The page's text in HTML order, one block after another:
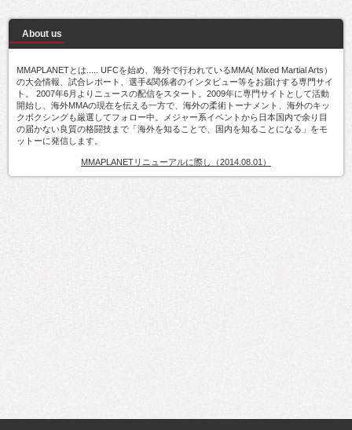
About us
MMAPLANETとは..... UFCを始め、海外で行われているMMA( Mixed Martial Arts）
の大会情報、試合レポート、選手&関係者のインタビュー等をお届けする専門サイ
ト。 2007年6月よりニュースの配信をスタート。2009年に専門サイトとして活動
開始し、海外MMAの現在を伝える一方で、海外の柔術トーナメント、海外のキッ
クボクシングも厳選してフォロー中。メジャー系イベントから日本国内で余り目
の届かない良質の格闘技まで「海外を知ることで、国内を知ることになる」をモ
ットーに発信します。
MMAPLANETリニューアルに際し（2014.08.01）